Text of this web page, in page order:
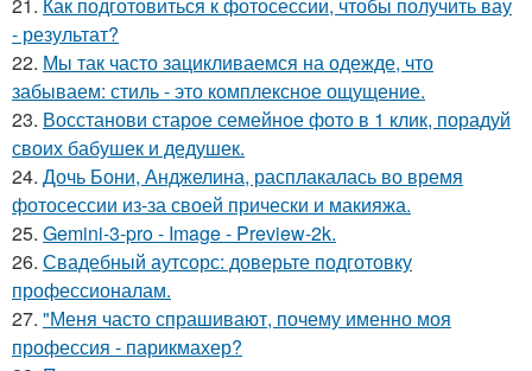
- результат?
22. Мы так часто зацикливаемся на одежде, что
забываем: стиль - это комплексное ощущение.
23. Восстанови старое семейное фото в 1 клик, порадуй
своих бабушек и дедушек.
24. Дочь Бони, Анджелина, расплакалась во время
фотосессии из-за своей прически и макияжа.
25. Gemini-3-pro - Image - Preview-2k.
26. Свадебный аутсорс: доверьте подготовку
профессионалам.
27. "Меня часто спрашивают, почему именно моя
профессия - парикмахер?